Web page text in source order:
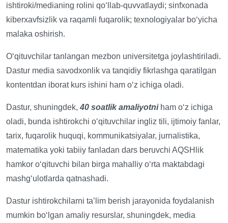
ishtiroki/medianing rolini qoʻllab-quvvatlaydi; sinfxonada
kiberxavfsizlik va raqamli fuqarolik; texnologiyalar boʻyicha
malaka oshirish.
Oʻqituvchilar tanlangan mezbon universitetga joylashtiriladi.
Dastur media savodxonlik va tanqidiy fikrlashga qaratilgan
kontentdan iborat kurs ishini ham oʻz ichiga oladi.
Dastur, shuningdek, 40 soatlik amaliyotni ham oʻz ichiga
oladi, bunda ishtirokchi oʻqituvchilar ingliz tili, ijtimoiy fanlar,
tarix, fuqarolik huquqi, kommunikatsiyalar, jurnalistika,
matematika yoki tabiiy fanladan dars beruvchi AQSHlik
hamkor oʻqituvchi bilan birga mahalliy oʻrta maktabdagi
mashgʻulotlarda qatnashadi.
Dastur ishtirokchilarni taʼlim berish jarayonida foydalanish
mumkin boʻlgan amaliy resurslar, shuningdek, media